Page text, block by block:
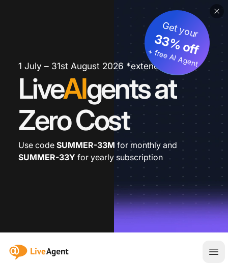
1 July – 31st August 2026 *extended
LiveAIgents at
Zero Cost
Get your
33% off
+ free AI Agent
Use code SUMMER-33M for monthly and
SUMMER-33Y for yearly subscription
:site.title